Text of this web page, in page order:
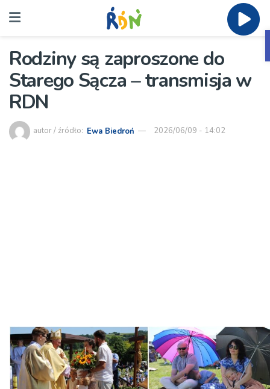
Rodziny są zaproszone do
Starego Sącza – transmisja w
RDN
autor / źródło: Ewa Biedroń 2026/06/09 - 14:02